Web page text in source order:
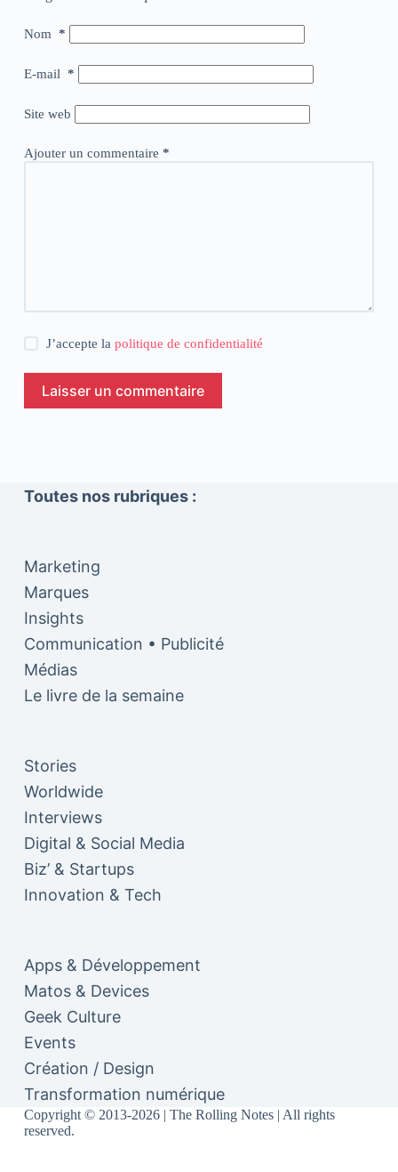
Nom *
E-mail *
Site web
Ajouter un commentaire *
J’accepte lapolitique de confidentialité
Laisser un commentaire
Toutes nos rubriques :
Marketing
Marques
Insights
Communication • Publicité
Médias
Le livre de la semaine
Stories
Worldwide
Interviews
Digital & Social Media
Biz’ & Startups
Innovation & Tech
Apps & Développement
Matos & Devices
Geek Culture
Events
Création / Design
Transformation numérique
Copyright © 2013-2026 | The Rolling Notes | All rights
reserved.